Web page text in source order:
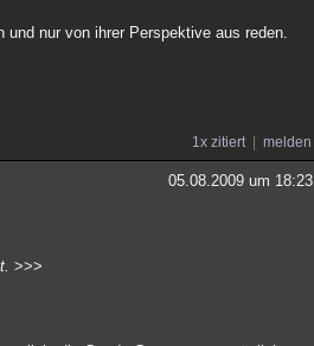
nur von ihrer Perspektive aus reden.
1x zitiert melden
05.08.2009 um 18:23
>>>